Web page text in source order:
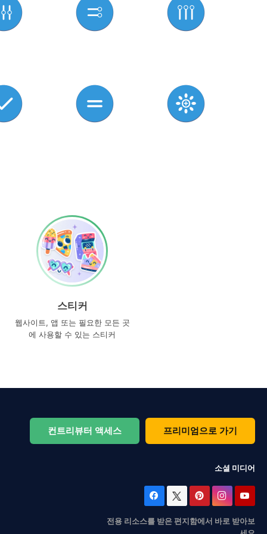
스티커
웹사이트, 앱 또는 필요한 모든 곳
에 사용할 수 있는 스티커
컨트리뷰터 액세스 프리미엄으로 가기
소셜 미디어
전용 리소스를 받은 편지함에서 바로 받아보